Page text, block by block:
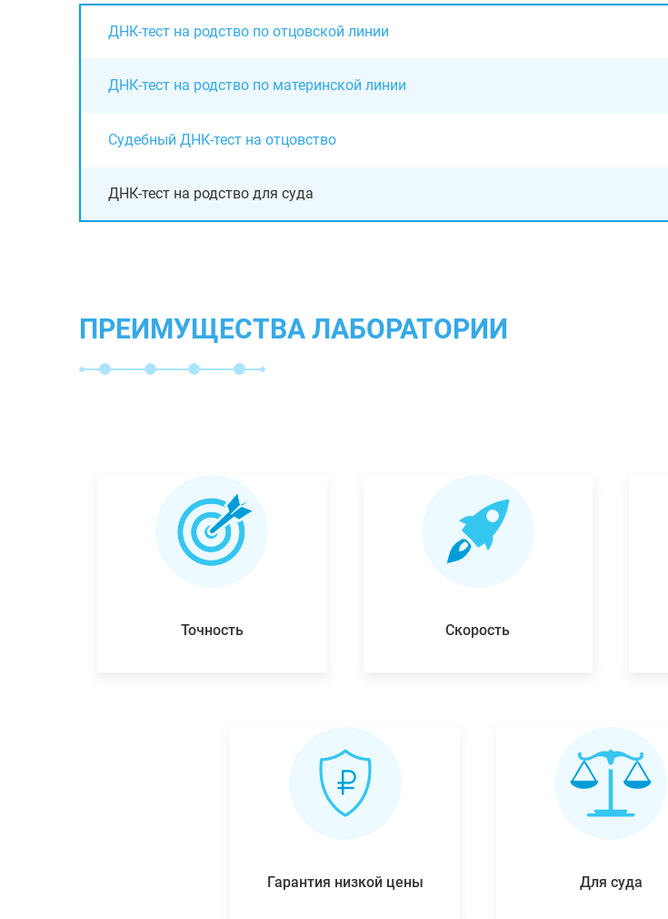
ДНК-тест на родство по отцовской линии
ДНК-тест на родство по материнской линии
Судебный ДНК-тест на отцовство
ДНК-тест на родство для суда
ПРЕИМУЩЕСТВА ЛАБОРАТОРИИ
Точность Скорость
Гарантия низкой цены Для суда